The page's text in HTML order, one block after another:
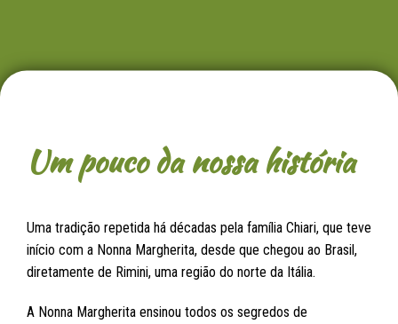
Um pouco da nossa história
Uma tradição repetida há décadas pela família Chiari, que teve
início com a Nonna Margherita, desde que chegou ao Brasil,
diretamente de Rimini, uma região do norte da Itália.
A Nonna Margherita ensinou todos os segredos de